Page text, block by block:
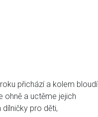
přichází a kolem bloudí
ohně a uctěme jejich
pro děti,